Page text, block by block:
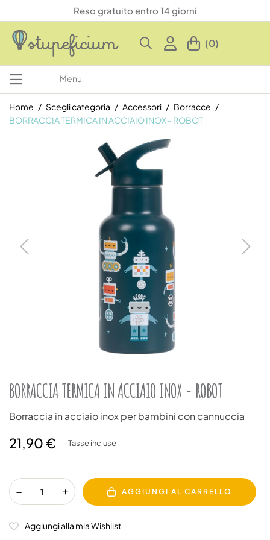
Reso gratuito entro 14 giorni
(0)
Menu
Home Scegli categoria Accessori
Borracce
BORRACCIA TERMICA IN ACCIAIO INOX - ROBOT
BORRACCIA TERMICA IN ACCIAIO INOX - ROBOT
Borraccia in acciaio inox per bambini con cannuccia
21,90 € Tasse incluse
AGGIUNGI AL CARRELLO
Aggiungi alla mia Wishlist